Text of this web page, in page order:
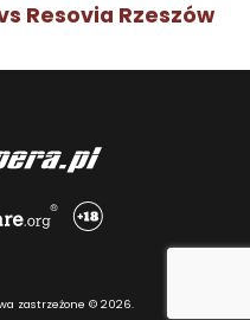
Resovia Rzeszów
zastrzeżone © 2026.